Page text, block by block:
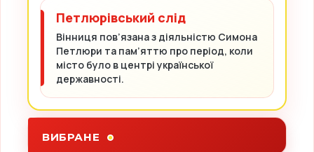
Петлюрівський слід
Вінниця пов’язана з діяльністю Симона
Петлюри та пам’яттю про період, коли
місто було в центрі української
державності.
ВИБРАНЕ